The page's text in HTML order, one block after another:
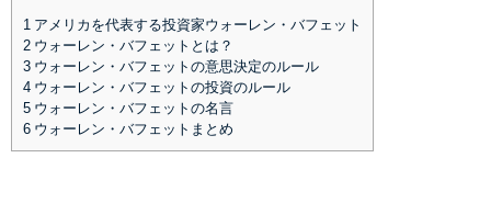
1
アメリカを代表する投資家ウォーレン・バフェット
2 ウォーレン・バフェットとは？
3 ウォーレン・バフェットの意思決定のルール
4 ウォーレン・バフェットの投資のルール
5 ウォーレン・バフェットの名言
6 ウォーレン・バフェットまとめ